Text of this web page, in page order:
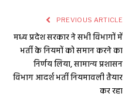
PREVIOUS ARTICLE
मध्य प्रदेश सरकार ने सभी विभागों में
भर्ती के नियमों को समान करने का
निर्णय लिया, सामान्य प्रशासन
विभाग आदर्श भर्ती नियमावली तैयार
कर रहा